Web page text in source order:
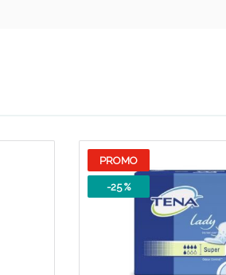
PROMO
-25 %